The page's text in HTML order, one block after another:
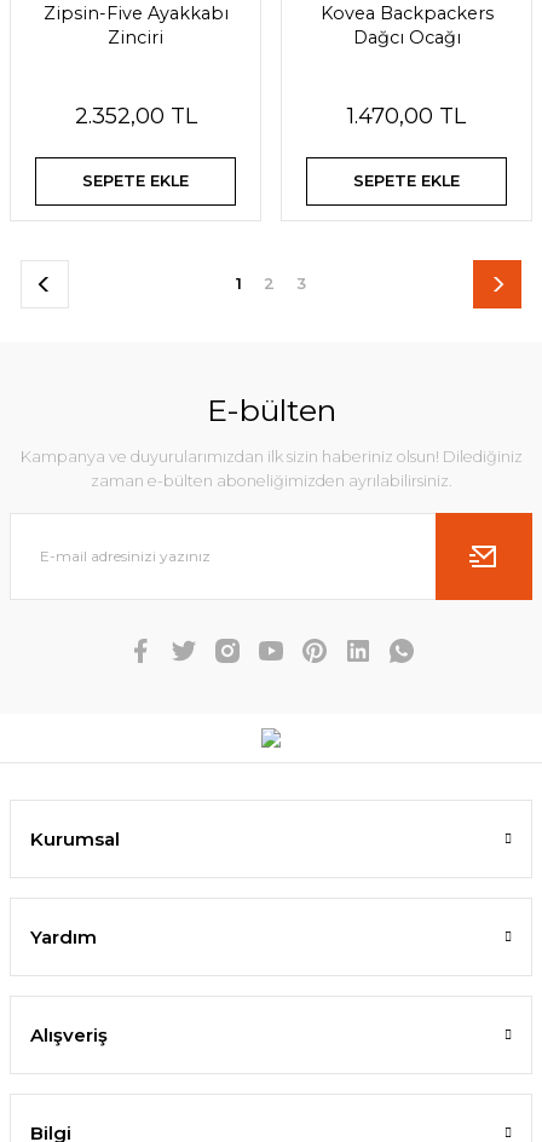
Zipsin-Five Ayakkabı
Zinciri
2.352,00 TL
SEPETE EKLE
Kovea Backpackers
Dağcı Ocağı
1.470,00 TL
SEPETE EKLE
1 2 3
E-bülten
Kampanya ve duyurularımızdan ilk sizin haberiniz olsun! Dilediğiniz
zaman e-bülten aboneliğimizden ayrılabilirsiniz.
Kurumsal
Yardım
Alışveriş
Bilgi